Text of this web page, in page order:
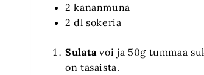
2 kananmuna
2 dl sokeria
Sulata voi ja 50g tummaa
on tasaista.